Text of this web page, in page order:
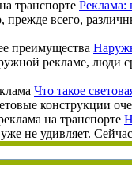
Реклама:
прежде всего,
рекламе, люди
Что такое
конструкции
не удивляет.